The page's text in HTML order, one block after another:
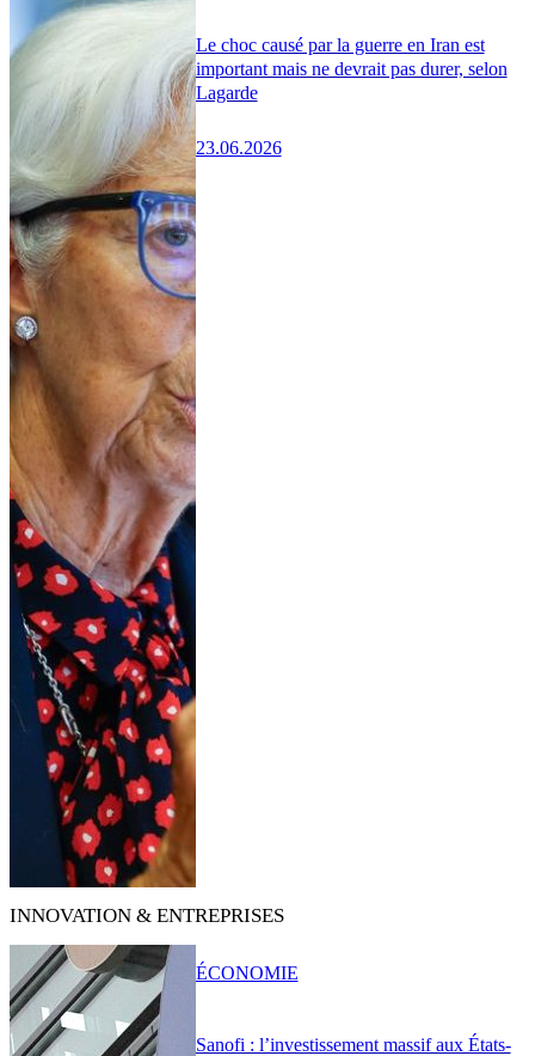
Le choc causé par la guerre en Iran est
important mais ne devrait pas durer, selon
Lagarde
23.06.2026
INNOVATION & ENTREPRISES
Sanofi : l’investissement massif aux États-
ÉCONOMIE